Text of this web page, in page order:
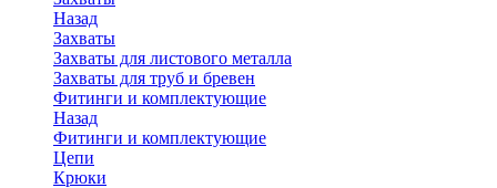
Назад
Захваты
Захваты для листового металла
Захваты для труб и бревен
Фитинги и комплектующие
Назад
Фитинги и комплектующие
Цепи
Крюки